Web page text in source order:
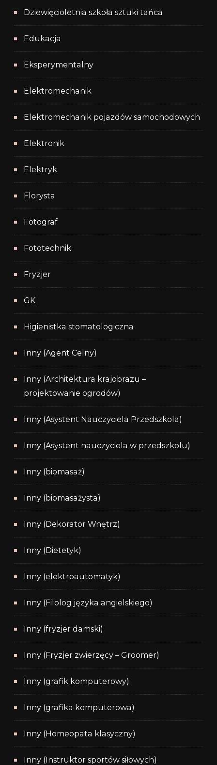
Dziewięcioletnia szkoła sztuki tańca
Edukacja
Eksperymentalny
Elektromechanik
Elektromechanik pojazdów samochodowych
Elektronik
Elektryk
Florysta
Fotograf
Fototechnik
Fryzjer
GK
Higienistka stomatologiczna
Inny (Agent Celny)
Inny (Architektura krajobrazu –
projektowanie ogrodów)
Inny (Asystent Nauczyciela Przedszkola)
Inny (Asystent nauczyciela w przedszkolu)
Inny (biomasaż)
Inny (biomasażysta)
Inny (Dekorator Wnętrz)
Inny (Dietetyk)
Inny (elektroautomatyk)
Inny (Filolog języka angielskiego)
Inny (fryzjer damski)
Inny (Fryzjer zwierzęcy – Groomer)
Inny (grafik komputerowy)
Inny (grafika komputerowa)
Inny (Homeopata klasyczny)
Inny (Instruktor sportów siłowych)